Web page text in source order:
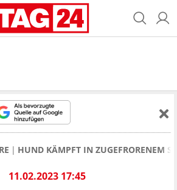
HUND KÄMPFT IN ZUGEFRORENEM
11.02.2023 17:45